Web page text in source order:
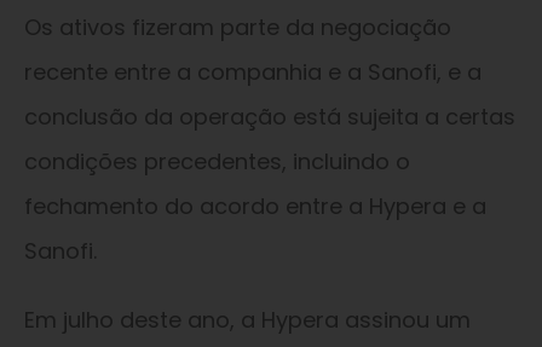
Os ativos fizeram parte da negociação
recente entre a companhia e a Sanofi, e a
conclusão da operação está sujeita a certas
condições precedentes, incluindo o
fechamento do acordo entre a Hypera e a
Sanofi.
Em julho deste ano, a Hypera assinou um